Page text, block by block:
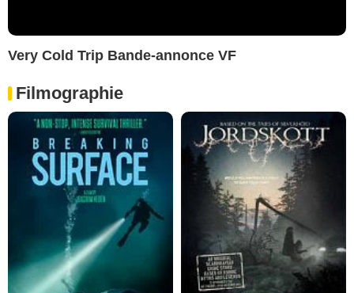
Very Cold Trip Bande-annonce VF
Filmographie